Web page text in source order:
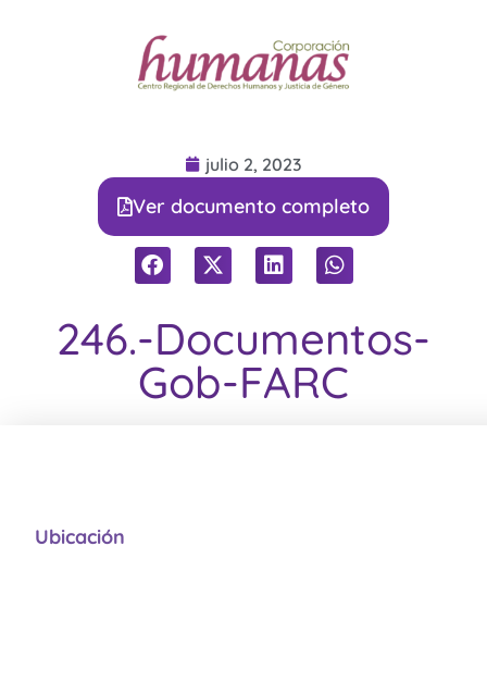
246.-Documentos-
Gob-FARC
julio 2, 2023
Ver documento completo
Ubicación